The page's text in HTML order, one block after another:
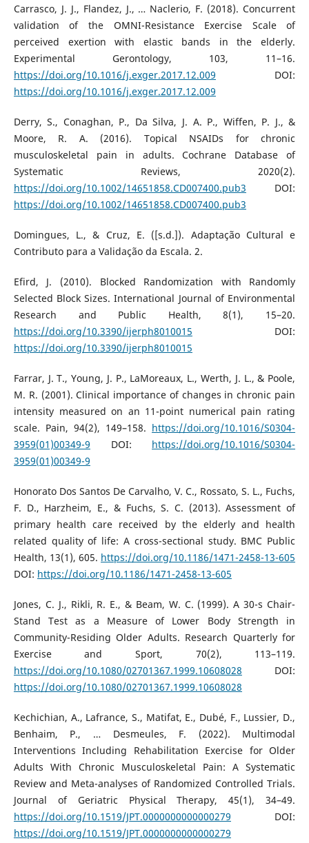
Carrasco, J. J., Flandez, J., … Naclerio, F. (2018). Concurrent
validation of the OMNI-Resistance Exercise Scale of
perceived exertion with elastic bands in the elderly.
Experimental Gerontology, 103, 11–16.
https://doi.org/10.1016/j.exger.2017.12.009 DOI:
https://doi.org/10.1016/j.exger.2017.12.009
Derry, S., Conaghan, P., Da Silva, J. A. P., Wiffen, P. J., &
Moore, R. A. (2016). Topical NSAIDs for chronic
musculoskeletal pain in adults. Cochrane Database of
Systematic Reviews, 2020(2).
https://doi.org/10.1002/14651858.CD007400.pub3 DOI:
https://doi.org/10.1002/14651858.CD007400.pub3
Domingues, L., & Cruz, E. ([s.d.]). Adaptação Cultural e
Contributo para a Validação da Escala. 2.
Efird, J. (2010). Blocked Randomization with Randomly
Selected Block Sizes. International Journal of Environmental
Research and Public Health, 8(1), 15–20.
https://doi.org/10.3390/ijerph8010015 DOI:
https://doi.org/10.3390/ijerph8010015
Farrar, J. T., Young, J. P., LaMoreaux, L., Werth, J. L., & Poole,
M. R. (2001). Clinical importance of changes in chronic pain
intensity measured on an 11-point numerical pain rating
scale. Pain, 94(2), 149–158. https://doi.org/10.1016/S0304-
3959(01)00349-9 DOI: https://doi.org/10.1016/S0304-
3959(01)00349-9
Honorato Dos Santos De Carvalho, V. C., Rossato, S. L., Fuchs,
F. D., Harzheim, E., & Fuchs, S. C. (2013). Assessment of
primary health care received by the elderly and health
related quality of life: A cross-sectional study. BMC Public
Health, 13(1), 605. https://doi.org/10.1186/1471-2458-13-605
DOI: https://doi.org/10.1186/1471-2458-13-605
Jones, C. J., Rikli, R. E., & Beam, W. C. (1999). A 30-s Chair-
Stand Test as a Measure of Lower Body Strength in
Community-Residing Older Adults. Research Quarterly for
Exercise and Sport, 70(2), 113–119.
https://doi.org/10.1080/02701367.1999.10608028 DOI:
https://doi.org/10.1080/02701367.1999.10608028
Kechichian, A., Lafrance, S., Matifat, E., Dubé, F., Lussier, D.,
Benhaim, P., … Desmeules, F. (2022). Multimodal
Interventions Including Rehabilitation Exercise for Older
Adults With Chronic Musculoskeletal Pain: A Systematic
Review and Meta-analyses of Randomized Controlled Trials.
Journal of Geriatric Physical Therapy, 45(1), 34–49.
https://doi.org/10.1519/JPT.0000000000000279 DOI:
https://doi.org/10.1519/JPT.0000000000000279